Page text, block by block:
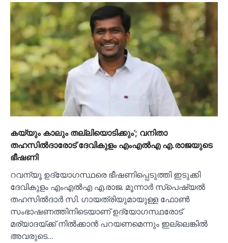
കയ്യും കാലും തല്ലിയൊടിക്കും’; വനിതാ
തഹസില്‍ദാരോട് ദേവികുളം എംഎല്‍എ എ.രാജയുടെ
ഭീഷണി
റവന്യൂ ഉദ്യോഗസ്ഥരെ ഭീഷണിപ്പെടുത്തി ഇടുക്കി
ദേവികുളം എംഎല്‍എ എ.രാജ. മൂന്നാര്‍ സ്പെഷ്യല്‍
തഹസില്‍ദാര്‍ സി. ഗായത്രിയുമായുള്ള ഫോണ്‍
സംഭാഷണത്തിനിടെയാണ് ഉദ്യോഗസ്ഥരോട്
മര്യാദയ്ക്ക് നില്‍ക്കാന്‍ പറയണമെന്നും ഇല്ലെങ്കില്‍
അവരുടെ…